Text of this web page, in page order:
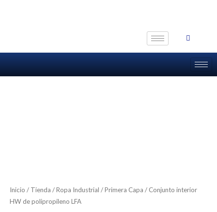
Inicio / Tienda /Ropa Industrial /Primera Capa / Conjunto interior
HW de polipropileno LFA